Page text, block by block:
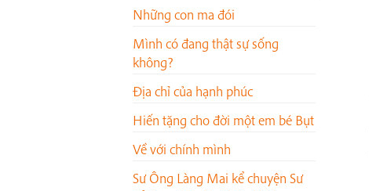
Những con ma đói
Mình có đang thật sự sống
không?
Địa chỉ của hạnh phúc
Hiến tặng cho đời một em bé Bụt
Về với chính mình
Sư Ông Làng Mai kể chuyện Sư